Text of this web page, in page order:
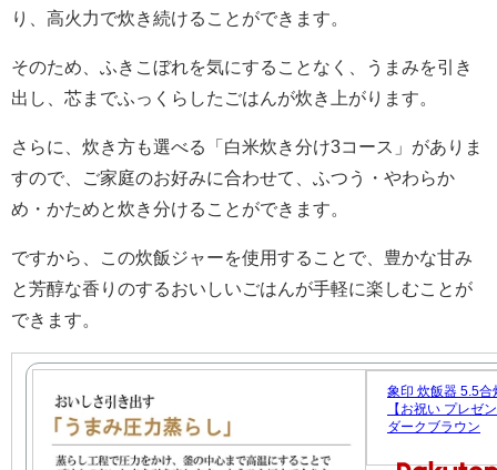
り、高火力で炊き続けることができます。
そのため、ふきこぼれを気にすることなく、うまみを引き
出し、芯までふっくらしたごはんが炊き上がります。
さらに、炊き方も選べる「白米炊き分け3コース」がありま
すので、ご家庭のお好みに合わせて、ふつう・やわらか
め・かためと炊き分けることができます。
ですから、この炊飯ジャーを使用することで、豊かな甘み
と芳醇な香りのするおいしいごはんが手軽に楽しむことが
できます。
象印 炊飯器 5.5合
【お祝い プレゼ
ダークブラウン